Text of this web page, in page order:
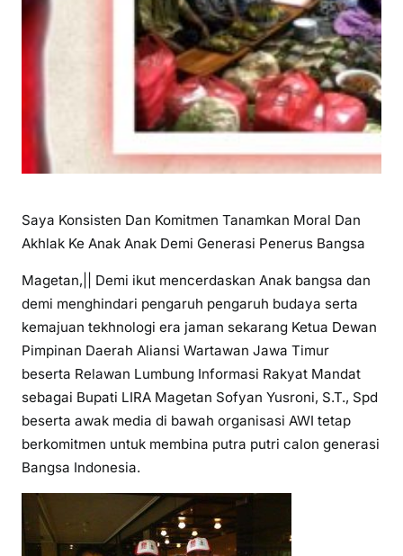
Saya Konsisten Dan Komitmen Tanamkan Moral Dan
Akhlak Ke Anak Anak Demi Generasi Penerus Bangsa
Magetan,|| Demi ikut mencerdaskan Anak bangsa dan
demi menghindari pengaruh pengaruh budaya serta
kemajuan tekhnologi era jaman sekarang Ketua Dewan
Pimpinan Daerah Aliansi Wartawan Jawa Timur
beserta Relawan Lumbung Informasi Rakyat Mandat
sebagai Bupati LIRA Magetan Sofyan Yusroni, S.T., Spd
beserta awak media di bawah organisasi AWI tetap
berkomitmen untuk membina putra putri calon generasi
Bangsa Indonesia.